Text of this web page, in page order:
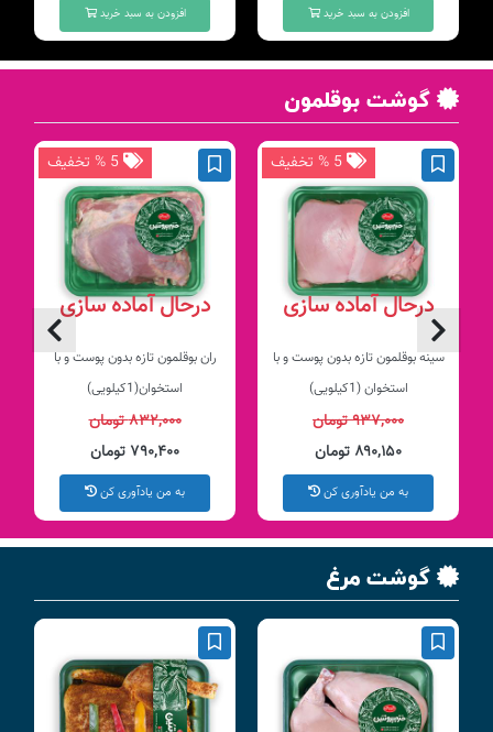
افزودن به سبد خرید افزودن به سبد خرید
گوشت بوقلمون
5 % تخفیف
درحال آماده سازی
سینه بوقلمون تازه بدون پوست و با
استخوان (1کیلویی)
۹۳۷,۰۰۰ تومان
۸۹۰,۱۵۰ تومان
به من یادآوری کن
5 % تخفیف
درحال آماده سازی
ران بوقلمون تازه بدون پوست و با
استخوان(1کیلویی)
۸۳۲,۰۰۰ تومان
۷۹۰,۴۰۰ تومان
به من یادآوری کن
گوشت مرغ